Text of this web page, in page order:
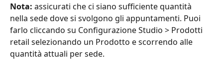
Nota: assicurati che ci siano sufficiente quantità
nella sede dove si svolgono gli appuntamenti. Puoi
farlo cliccando su Configurazione Studio > Prodotti
retail selezionando un Prodotto e scorrendo alle
quantità attuali per sede.